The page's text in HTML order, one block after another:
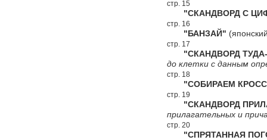
стр. 15
"СКАНДВОРД С
стр. 16
"БАНЗАЙ"
стр. 17
"СКАНДВОРД
до клетки с данным
стр. 18
"СОБИРАЕМ
стр. 19
"СКАНДВОРД
прилагательных и
стр. 20
"СПРЯТАННАЯ